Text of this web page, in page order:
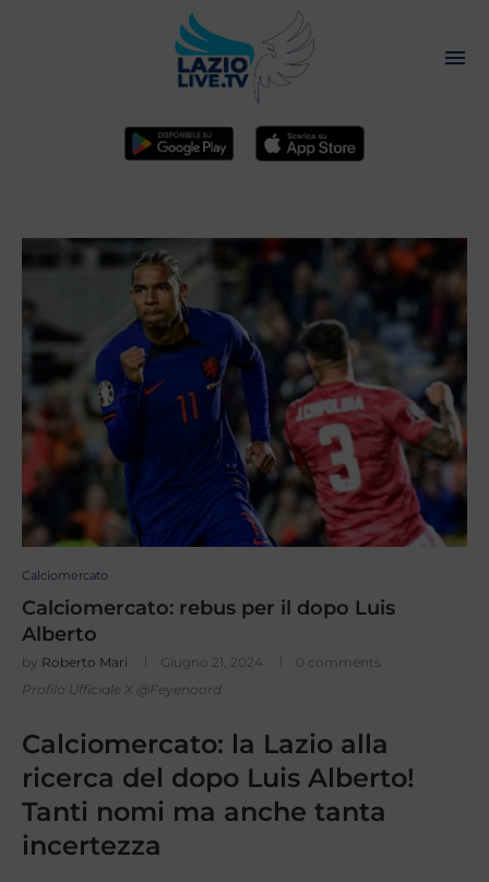
Calciomercato
Calciomercato: rebus per il dopo Luis
Alberto
by Roberto Mari Giugno 21, 2024
0 comments
Profilo Ufficiale X @Feyenoord
Calciomercato: la Lazio alla
ricerca del dopo Luis Alberto!
Tanti nomi ma anche tanta
incertezza